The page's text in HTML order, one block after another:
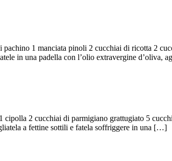
1 manciata pinoli 2 cucchiai di ricotta 2
in una padella con l’olio extravergine d’oliva,
2 cucchiai di parmigiano grattugiato 5
a fettine sottili e fatela soffriggere in una […]